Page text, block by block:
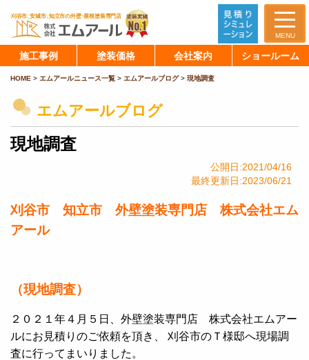
MENU
施工事例 塗装価格 会社案内 ショールーム
HOME > エムアールニュース一覧 > エムアールブログ> 現地調査
エムアールブログ
現地調査
公開日:2021/04/16
最終更新日:2023/06/21
刈谷市 知立市 外壁塗装専門店 株式会社エム
アール
（現地調査）
２０２１年４月５日、外壁塗装専門店 株式会社エムアー
ルにお見積りのご依頼を頂き、 刈谷市のＴ様邸へ現場調
査に行ってまいりました。